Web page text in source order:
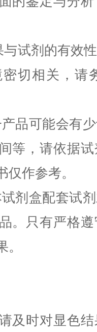
试剂的有效
切相关，请
品可能会有
等，请依据
作参考。
剂盒配套试
。只有严格
及时对显色